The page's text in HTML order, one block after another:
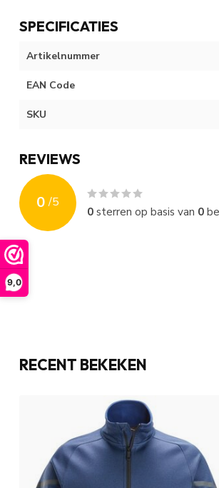
9,0
SPECIFICATIES
Artikelnummer
EAN Code
SKU
REVIEWS
0 /5
0sterren op basis van 0
RECENT BEKEKEN